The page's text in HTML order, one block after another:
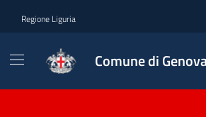
Regione Liguria
Comune di